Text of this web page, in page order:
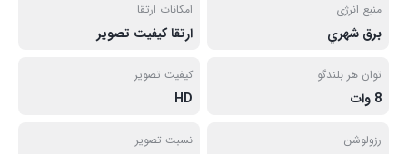
منبع انرژی
برق شهري
امکانات ارتقا
ارتقا کیفیت تصویر
توان هر بلندگو
8 وات
کیفیت تصویر
HD
رزولوشن نسبت تصویر